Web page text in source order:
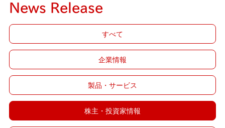
News Release
すべて
企業情報
製品・サービス
株主・投資家情報